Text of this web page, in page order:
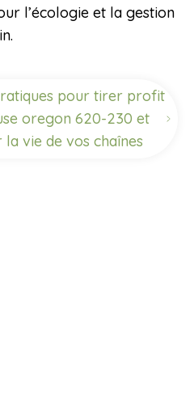
l’écologie et la gestion
pour tirer profit
oregon 620-230 et
vie de vos chaînes